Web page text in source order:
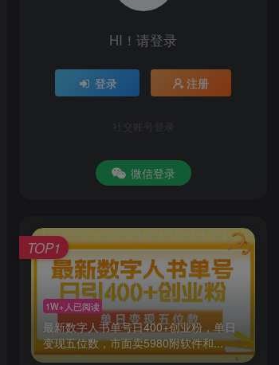
HI！请登录
登录 注册
社交账号登录
微信登录
1W+人已阅读
最新数字人书单号日400+创业粉，单日
变现五位数，市面卖5980附软件和...
TOP1